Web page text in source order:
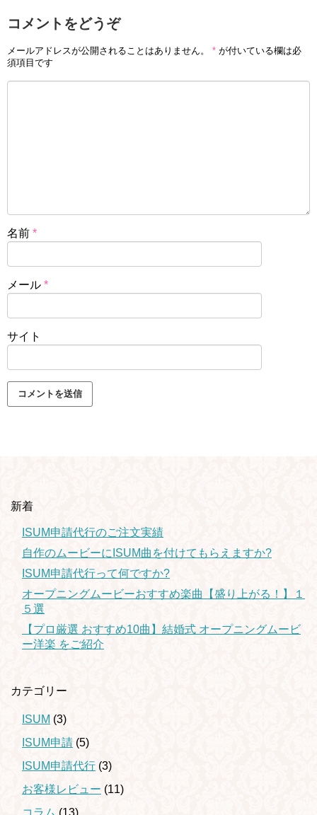
コメントをどうぞ
メールアドレスが公開されることはありません。 * が付いている欄は必
須項目です
名前 *
メール *
サイト
新着
ISUM申請代行のご注文実績
自作のムービーにISUM曲を付けてもらえますか?
ISUM申請代行って何ですか?
オープニングムービーおすすめ楽曲【盛り上がる！】１
５選
【プロ厳選 おすすめ10曲】結婚式 オープニングムービ
ー洋楽 をご紹介
カテゴリー
ISUM (3)
ISUM申請 (5)
ISUM申請代行 (3)
お客様レビュー (11)